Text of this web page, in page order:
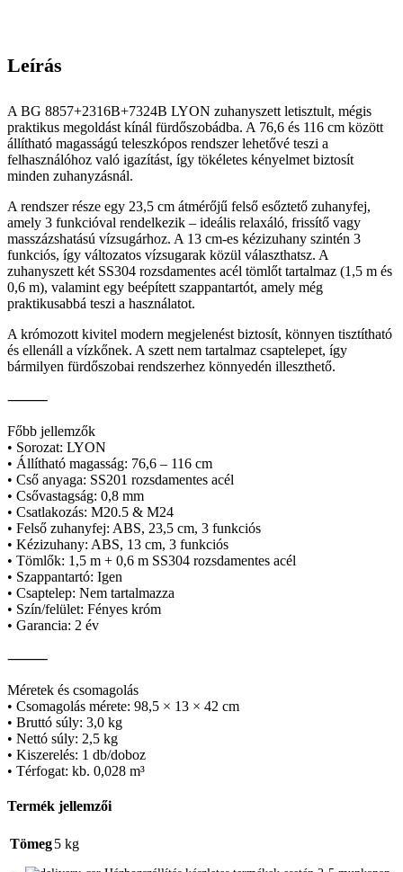
Leírás
A BG 8857+2316B+7324B LYON zuhanyszett letisztult, mégis
praktikus megoldást kínál fürdőszobádba. A 76,6 és 116 cm között
állítható magasságú teleszkópos rendszer lehetővé teszi a
felhasználóhoz való igazítást, így tökéletes kényelmet biztosít
minden zuhanyzásnál.
A rendszer része egy 23,5 cm átmérőjű felső esőztető zuhanyfej,
amely 3 funkcióval rendelkezik – ideális relaxáló, frissítő vagy
masszázshatású vízsugárhoz. A 13 cm-es kézizuhany szintén 3
funkciós, így változatos vízsugarak közül választhatsz. A
zuhanyszett két SS304 rozsdamentes acél tömlőt tartalmaz (1,5 m és
0,6 m), valamint egy beépített szappantartót, amely még
praktikusabbá teszi a használatot.
A krómozott kivitel modern megjelenést biztosít, könnyen tisztítható
és ellenáll a vízkőnek. A szett nem tartalmaz csaptelepet, így
bármilyen fürdőszobai rendszerhez könnyedén illeszthető.
⸻
Főbb jellemzők
• Sorozat: LYON
• Állítható magasság: 76,6 – 116 cm
• Cső anyaga: SS201 rozsdamentes acél
• Csővastagság: 0,8 mm
• Csatlakozás: M20.5 & M24
• Felső zuhanyfej: ABS, 23,5 cm, 3 funkciós
• Kézizuhany: ABS, 13 cm, 3 funkciós
• Tömlők: 1,5 m + 0,6 m SS304 rozsdamentes acél
• Szappantartó: Igen
• Csaptelep: Nem tartalmazza
• Szín/felület: Fényes króm
• Garancia: 2 év
⸻
Méretek és csomagolás
• Csomagolás mérete: 98,5 × 13 × 42 cm
• Bruttó súly: 3,0 kg
• Nettó súly: 2,5 kg
• Kiszerelés: 1 db/doboz
• Térfogat: kb. 0,028 m³
Termék jellemzői
Tömeg5 kg